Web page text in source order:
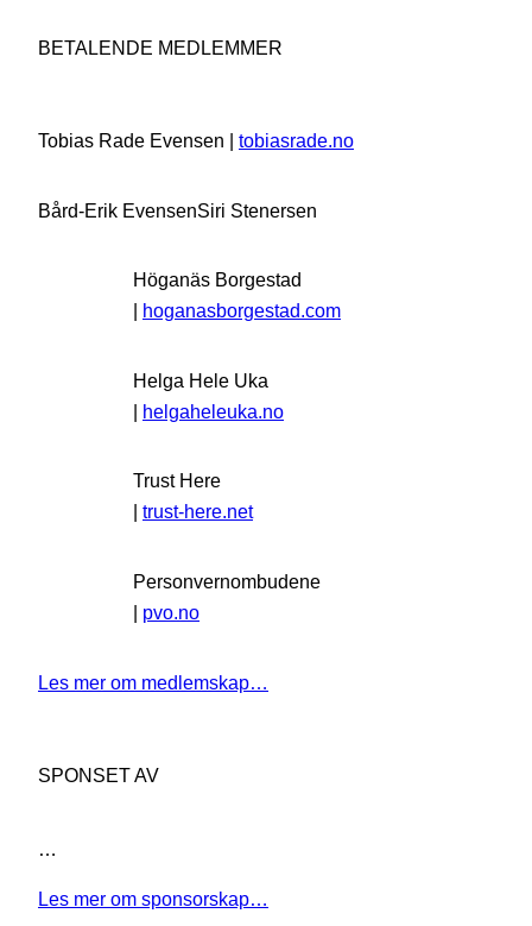
BETALENDE MEDLEMMER
Tobias Rade Evensen | tobiasrade.no
Bård-Erik EvensenSiri Stenersen
Höganäs Borgestad
| hoganasborgestad.com
Helga Hele Uka
| helgaheleuka.no
Trust Here
trust-here.net
Personvernombudene
| pvo.no
Les mer om medlemskap…
SPONSET AV
…
Les mer om sponsorskap…